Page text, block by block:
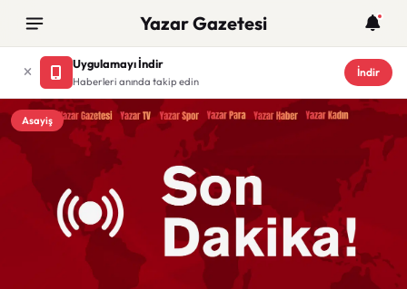
Yazar Gazetesi
Uygulamayı İndir
Haberleri anında takip edin
İndir
Asayiş